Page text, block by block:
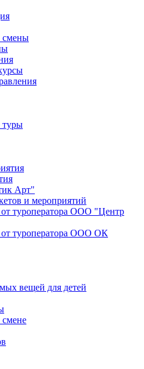
смены
туры
Арт"
и мероприятий
туроператора ООО "Центр
туроператора ООО ОК
вещей для детей
смене